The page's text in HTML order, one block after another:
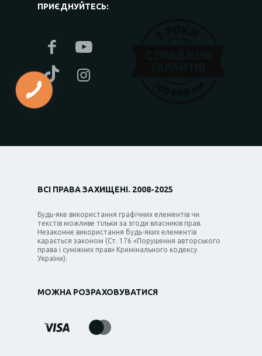
ПРИЄДНУЙТЕСЬ:
ВСІ ПРАВА ЗАХИЩЕНІ. 2008-2025
Будь-яке використання графічних елементів чи
текстів можливе тільки за згоди власників прав.
Незаконне використання будь-яких елементів
карається законом (Ст. 176 «Порушення авторського
права і суміжних прав» Кримінального кодексу
України).
МОЖНА РОЗРАХОВУВАТИСЯ